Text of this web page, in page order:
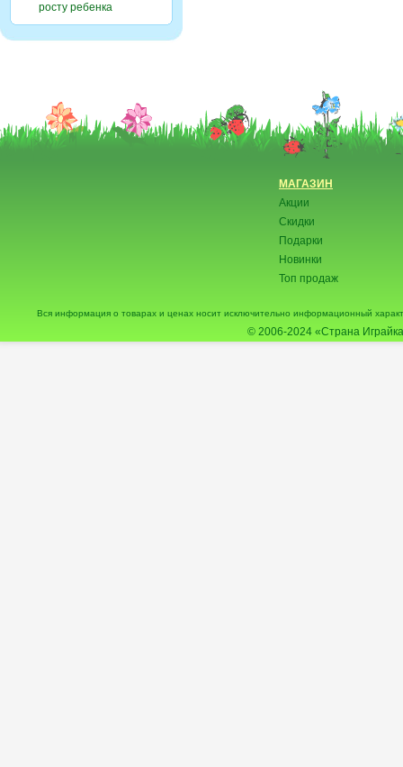
росту ребенка
МАГАЗИН
Акции
Скидки
Подарки
Новинки
Топ продаж
Вся информация о товарах и ценах носит исключительно информационный
© 2006-2024 «Страна